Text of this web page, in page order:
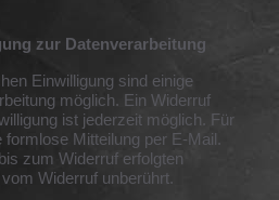
zur Datenverarbeitung
Einwilligung sind einige
möglich. Ein Widerruf
ist jederzeit möglich. Für
formlose Mitteilung per E-Mail.
zum Widerruf erfolgten
Widerruf unberührt.